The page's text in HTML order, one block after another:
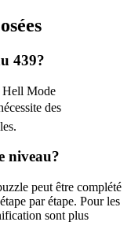
439?
Hell Mode
des
niveau?
peut être complété
par étape. Pour les
sont plus